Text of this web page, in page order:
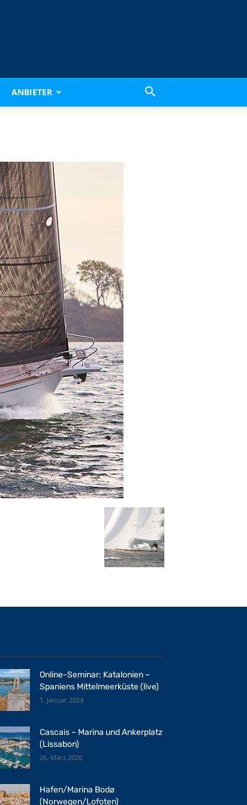
ANBIETER
Online-Seminar: Katalonien –
Spaniens Mittelmeerküste (live)
1. Januar 2024
Cascais – Marina und Ankerplatz
(Lissabon)
26. März 2020
Hafen/Marina Bodø
(Norwegen/Lofoten)